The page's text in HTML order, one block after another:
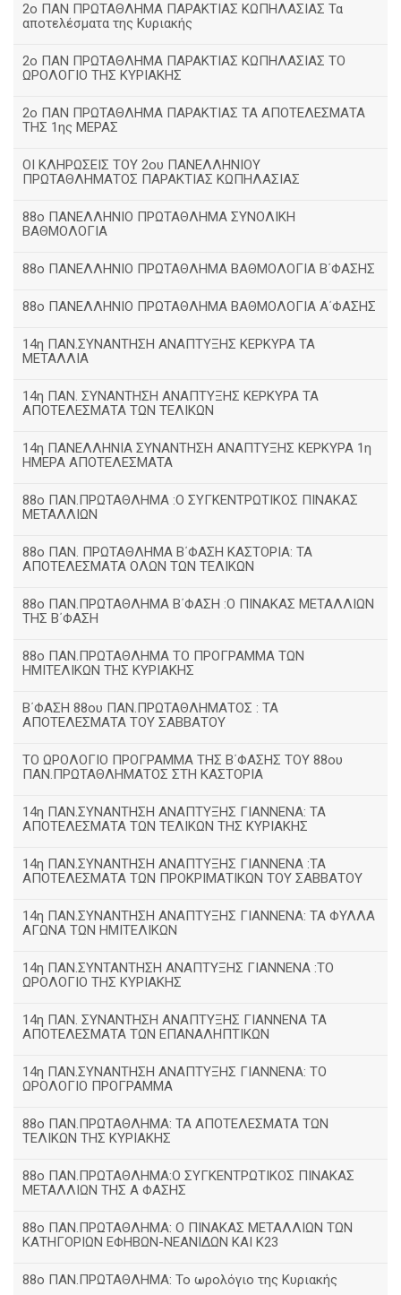
2ο ΠΑΝ ΠΡΩΤΑΘΛΗΜΑ ΠΑΡΑΚΤΙΑΣ ΚΩΠΗΛΑΣΙΑΣ Τα
αποτελέσματα της Κυριακής
2ο ΠΑΝ ΠΡΩΤΑΘΛΗΜΑ ΠΑΡΑΚΤΙΑΣ ΚΩΠΗΛΑΣΙΑΣ ΤΟ
ΩΡΟΛΟΓΙΟ ΤΗΣ ΚΥΡΙΑΚΗΣ
2ο ΠΑΝ ΠΡΩΤΑΘΛΗΜΑ ΠΑΡΑΚΤΙΑΣ ΤΑ ΑΠΟΤΕΛΕΣΜΑΤΑ
ΤΗΣ 1ης ΜΕΡΑΣ
ΟΙ ΚΛΗΡΩΣΕΙΣ ΤΟΥ 2ου ΠΑΝΕΛΛΗΝΙΟΥ
ΠΡΩΤΑΘΛΗΜΑΤΟΣ ΠΑΡΑΚΤΙΑΣ ΚΩΠΗΛΑΣΙΑΣ
88ο ΠΑΝΕΛΛΗΝΙΟ ΠΡΩΤΑΘΛΗΜΑ ΣΥΝΟΛΙΚΗ
ΒΑΘΜΟΛΟΓΙΑ
88ο ΠΑΝΕΛΛΗΝΙΟ ΠΡΩΤΑΘΛΗΜΑ ΒΑΘΜΟΛΟΓΙΑ Β΄ΦΑΣΗΣ
88ο ΠΑΝΕΛΛΗΝΙΟ ΠΡΩΤΑΘΛΗΜΑ ΒΑΘΜΟΛΟΓΙΑ Α΄ΦΑΣΗΣ
14η ΠΑΝ.ΣΥΝΑΝΤΗΣΗ ΑΝΑΠΤΥΞΗΣ ΚΕΡΚΥΡΑ ΤΑ
ΜΕΤΑΛΛΙΑ
14η ΠΑΝ. ΣΥΝΑΝΤΗΣΗ ΑΝΑΠΤΥΞΗΣ ΚΕΡΚΥΡΑ ΤΑ
ΑΠΟΤΕΛΕΣΜΑΤΑ ΤΩΝ ΤΕΛΙΚΩΝ
14η ΠΑΝΕΛΛΗΝΙΑ ΣΥΝΑΝΤΗΣΗ ΑΝΑΠΤΥΞΗΣ ΚΕΡΚΥΡΑ 1η
ΗΜΕΡΑ ΑΠΟΤΕΛΕΣΜΑΤΑ
88ο ΠΑΝ.ΠΡΩΤΑΘΛΗΜΑ :Ο ΣΥΓΚΕΝΤΡΩΤΙΚΟΣ ΠΙΝΑΚΑΣ
ΜΕΤΑΛΛΙΩΝ
88ο ΠΑΝ. ΠΡΩΤΑΘΛΗΜΑ Β΄ΦΑΣΗ ΚΑΣΤΟΡΙΑ: ΤΑ
ΑΠΟΤΕΛΕΣΜΑΤΑ ΟΛΩΝ ΤΩΝ ΤΕΛΙΚΩΝ
88ο ΠΑΝ.ΠΡΩΤΑΘΛΗΜΑ Β΄ΦΑΣΗ :Ο ΠΙΝΑΚΑΣ ΜΕΤΑΛΛΙΩΝ
ΤΗΣ Β΄ΦΑΣΗ
88ο ΠΑΝ.ΠΡΩΤΑΘΛΗΜΑ ΤΟ ΠΡΟΓΡΑΜΜΑ ΤΩΝ
ΗΜΙΤΕΛΙΚΩΝ ΤΗΣ ΚΥΡΙΑΚΗΣ
Β΄ΦΑΣΗ 88ου ΠΑΝ.ΠΡΩΤΑΘΛΗΜΑΤΟΣ : ΤΑ
ΑΠΟΤΕΛΕΣΜΑΤΑ ΤΟΥ ΣΑΒΒΑΤΟΥ
ΤΟ ΩΡΟΛΟΓΙΟ ΠΡΟΓΡΑΜΜΑ ΤΗΣ Β΄ΦΑΣΗΣ ΤΟΥ 88ου
ΠΑΝ.ΠΡΩΤΑΘΛΗΜΑΤΟΣ ΣΤΗ ΚΑΣΤΟΡΙΑ
14η ΠΑΝ.ΣΥΝΑΝΤΗΣΗ ΑΝΑΠΤΥΞΗΣ ΓΙΑΝΝΕΝΑ: ΤΑ
ΑΠΟΤΕΛΕΣΜΑΤΑ ΤΩΝ ΤΕΛΙΚΩΝ ΤΗΣ ΚΥΡΙΑΚΗΣ
14η ΠΑΝ.ΣΥΝΑΝΤΗΣΗ ΑΝΑΠΤΥΞΗΣ ΓΙΑΝΝΕΝΑ :ΤΑ
ΑΠΟΤΕΛΕΣΜΑΤΑ ΤΩΝ ΠΡΟΚΡΙΜΑΤΙΚΩΝ ΤΟΥ ΣΑΒΒΑΤΟΥ
14η ΠΑΝ.ΣΥΝΑΝΤΗΣΗ ΑΝΑΠΤΥΞΗΣ ΓΙΑΝΝΕΝΑ: ΤΑ ΦΥΛΛΑ
ΑΓΩΝΑ ΤΩΝ ΗΜΙΤΕΛΙΚΩΝ
14η ΠΑΝ.ΣΥΝΤΑΝΤΗΣΗ ΑΝΑΠΤΥΞΗΣ ΓΙΑΝΝΕΝΑ :ΤΟ
ΩΡΟΛΟΓΙΟ ΤΗΣ ΚΥΡΙΑΚΗΣ
14η ΠΑΝ. ΣΥΝΑΝΤΗΣΗ ΑΝΑΠΤΥΞΗΣ ΓΙΑΝΝΕΝΑ ΤΑ
ΑΠΟΤΕΛΕΣΜΑΤΑ ΤΩΝ ΕΠΑΝΑΛΗΠΤΙΚΩΝ
14η ΠΑΝ.ΣΥΝΑΝΤΗΣΗ ΑΝΑΠΤΥΞΗΣ ΓΙΑΝΝΕΝΑ: ΤΟ
ΩΡΟΛΟΓΙΟ ΠΡΟΓΡΑΜΜΑ
88ο ΠΑΝ.ΠΡΩΤΑΘΛΗΜΑ: ΤΑ ΑΠΟΤΕΛΕΣΜΑΤΑ ΤΩΝ
ΤΕΛΙΚΩΝ ΤΗΣ ΚΥΡΙΑΚΗΣ
88ο ΠΑΝ.ΠΡΩΤΑΘΛΗΜΑ:Ο ΣΥΓΚΕΝΤΡΩΤΙΚΟΣ ΠΙΝΑΚΑΣ
ΜΕΤΑΛΛΙΩΝ ΤΗΣ Α ΦΑΣΗΣ
88ο ΠΑΝ.ΠΡΩΤΑΘΛΗΜΑ: Ο ΠΙΝΑΚΑΣ ΜΕΤΑΛΛΙΩΝ ΤΩΝ
ΚΑΤΗΓΟΡΙΩΝ ΕΦΗΒΩΝ-ΝΕΑΝΙΔΩΝ ΚΑΙ Κ23
88ο ΠΑΝ.ΠΡΩΤΑΘΛΗΜΑ: Το ωρολόγιο της Κυριακής